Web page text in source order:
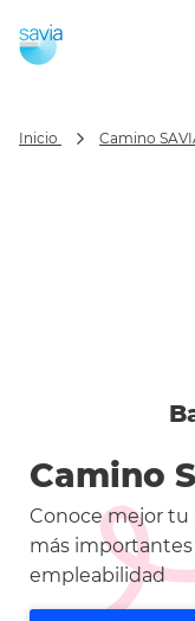
Inicio Camino
Camino
Conoce mejor tu
más
empleabilidad